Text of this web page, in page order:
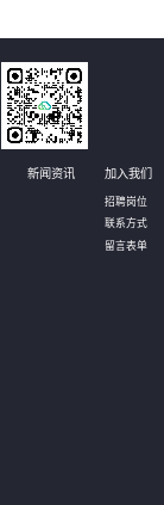
新闻资讯 加入我们
招聘岗位
联系方式
留言表单